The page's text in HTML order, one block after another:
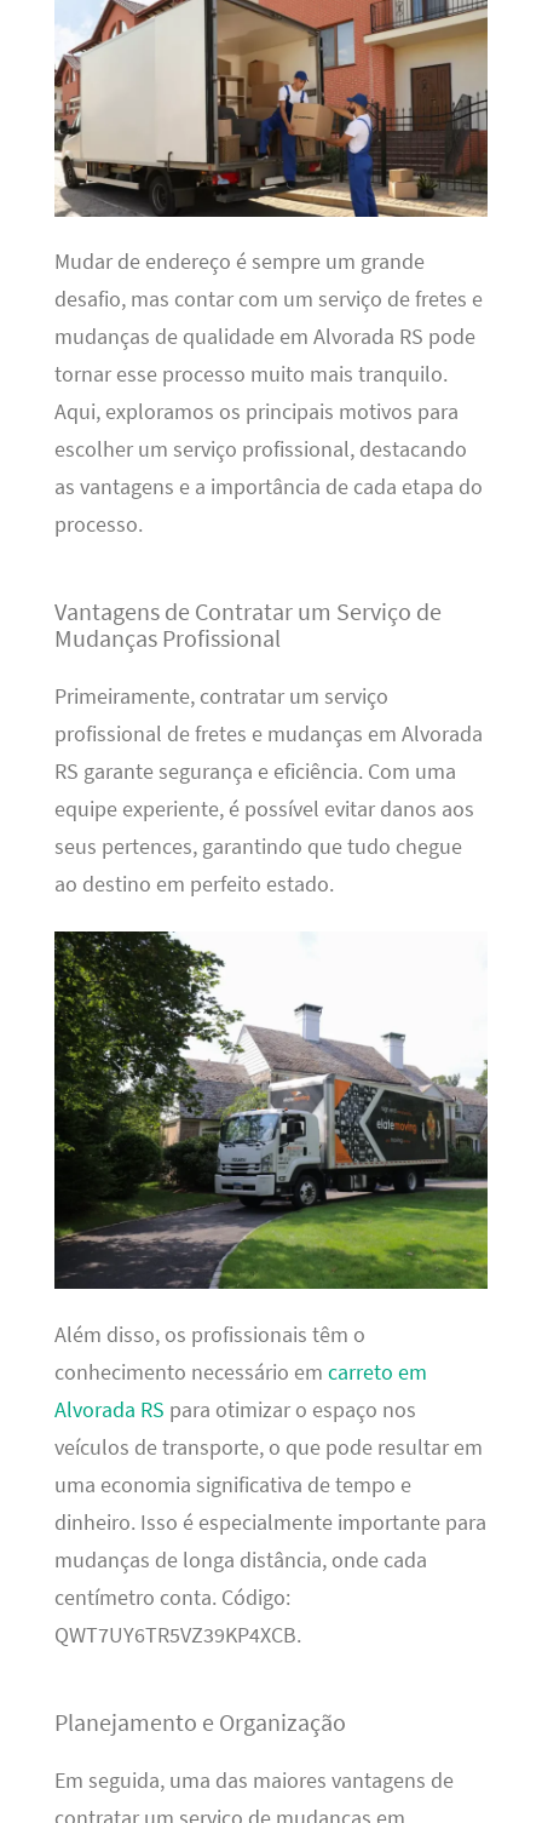
Mudar de endereço é sempre um grande
desafio, mas contar com um serviço de fretes e
mudanças de qualidade em Alvorada RS pode
tornar esse processo muito mais tranquilo.
Aqui, exploramos os principais motivos para
escolher um serviço profissional, destacando
as vantagens e a importância de cada etapa do
processo.
Vantagens de Contratar um Serviço de
Mudanças Profissional
Primeiramente, contratar um serviço
profissional de fretes e mudanças em Alvorada
RS garante segurança e eficiência. Com uma
equipe experiente, é possível evitar danos aos
seus pertences, garantindo que tudo chegue
ao destino em perfeito estado.
Além disso, os profissionais têm o
conhecimento necessário em carreto em
Alvorada RS para otimizar o espaço nos
veículos de transporte, o que pode resultar em
uma economia significativa de tempo e
dinheiro. Isso é especialmente importante para
mudanças de longa distância, onde cada
centímetro conta. Código:
QWT7UY6TR5VZ39KP4XCB.
Planejamento e Organização
Em seguida, uma das maiores vantagens de